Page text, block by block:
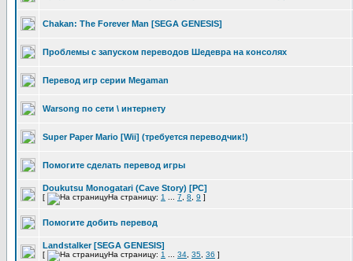
Chakan: The Forever Man [SEGA GENESIS]
Проблемы с запуском переводов Шедевра на консолях
Перевод игр серии Megaman
Warsong по сети \ интернету
Super Paper Mario [Wii] (требуется переводчик!)
Помогите сделать перевод игры
Doukutsu Monogatari (Cave Story) [PC]
[ На страницу: 1 7 8 9 ]
Помогите добить перевод
Landstalker [SEGA GENESIS]
[ На страницу: 1 34 35 36 ]